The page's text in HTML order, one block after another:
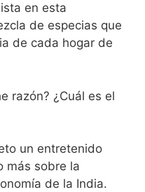
en esta
de especias que
de cada hogar de
razón? ¿Cuál es el
un entretenido
más sobre la
de la India.